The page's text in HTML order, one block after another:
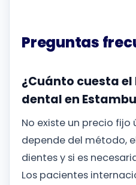
Preguntas
¿Cuánto cuesta
dental en
No existe un precio fijo
depende del método,
dientes y si es
Los pacientes